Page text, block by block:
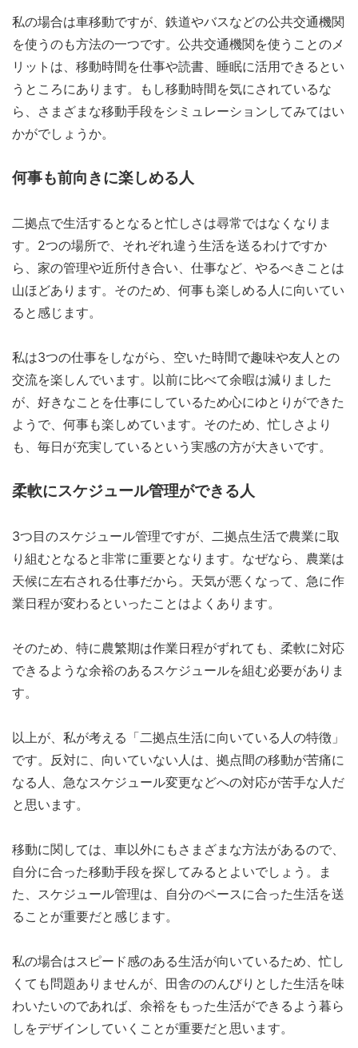
私の場合は車移動ですが、鉄道やバスなどの公共交通機関
を使うのも方法の一つです。公共交通機関を使うことのメ
リットは、移動時間を仕事や読書、睡眠に活用できるとい
うところにあります。もし移動時間を気にされているな
ら、さまざまな移動手段をシミュレーションしてみてはい
かがでしょうか。
何事も前向きに楽しめる人
二拠点で生活するとなると忙しさは尋常ではなくなりま
す。2つの場所で、それぞれ違う生活を送るわけですか
ら、家の管理や近所付き合い、仕事など、やるべきことは
山ほどあります。そのため、何事も楽しめる人に向いてい
ると感じます。
私は3つの仕事をしながら、空いた時間で趣味や友人との
交流を楽しんでいます。以前に比べて余暇は減りました
が、好きなことを仕事にしているため心にゆとりができた
ようで、何事も楽しめています。そのため、忙しさより
も、毎日が充実しているという実感の方が大きいです。
柔軟にスケジュール管理ができる人
3つ目のスケジュール管理ですが、二拠点生活で農業に取
り組むとなると非常に重要となります。なぜなら、農業は
天候に左右される仕事だから。天気が悪くなって、急に作
業日程が変わるといったことはよくあります。
そのため、特に農繁期は作業日程がずれても、柔軟に対応
できるような余裕のあるスケジュールを組む必要がありま
す。
以上が、私が考える「二拠点生活に向いている人の特徴」
です。反対に、向いていない人は、拠点間の移動が苦痛に
なる人、急なスケジュール変更などへの対応が苦手な人だ
と思います。
移動に関しては、車以外にもさまざまな方法があるので、
自分に合った移動手段を探してみるとよいでしょう。ま
た、スケジュール管理は、自分のペースに合った生活を送
ることが重要だと感じます。
私の場合はスピード感のある生活が向いているため、忙し
くても問題ありませんが、田舎ののんびりとした生活を味
わいたいのであれば、余裕をもった生活ができるよう暮ら
しをデザインしていくことが重要だと思います。